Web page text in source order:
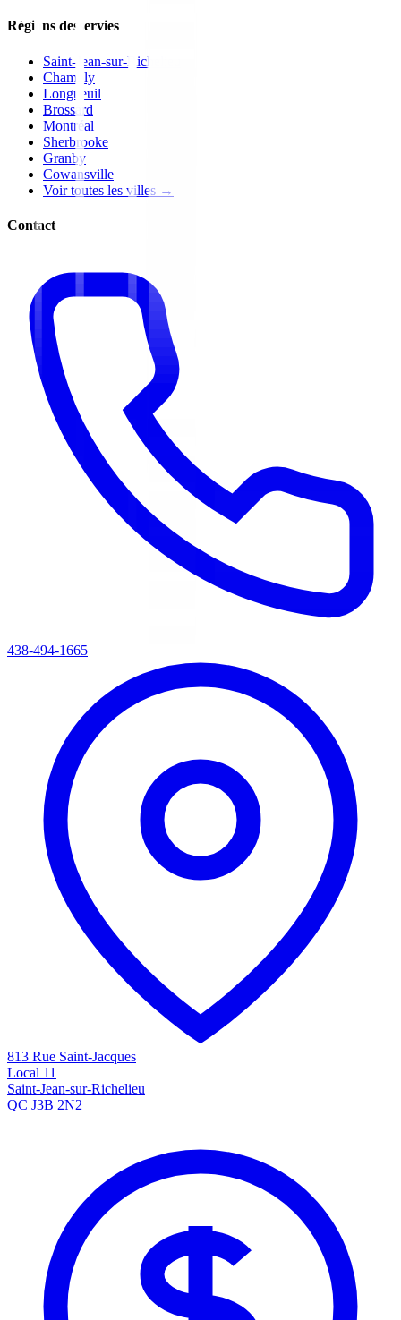
Régions desservies
Saint-Jean-sur-Richelieu
Chambly
Longueuil
Brossard
Montréal
Sherbrooke
Granby
Cowansville
Voir toutes les villes →
Contact
438-494-1665
813 Rue Saint-Jacques
Local 11
Saint-Jean-sur-Richelieu
QC J3B 2N2